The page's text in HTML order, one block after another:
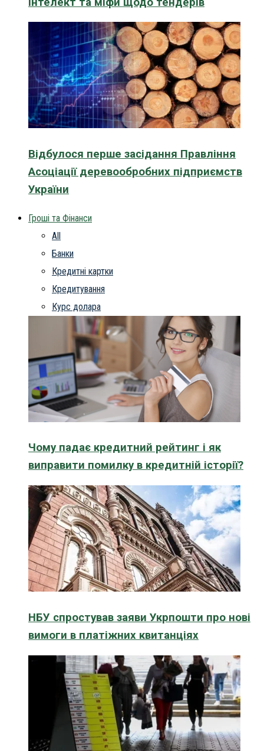
Відбулося перше засідання Правління
Асоціації деревообробних підприємств
України
Гроші та Фінанси
All
Банки
Кредитні картки
Кредитування
Курс долара
Чому падає кредитний рейтинг і як
виправити помилку в кредитній історії?
НБУ спростував заяви Укрпошти про нові
вимоги в платіжних квитанціях